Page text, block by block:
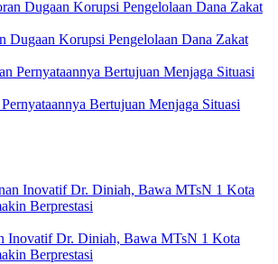
Dugaan Korupsi Pengelolaan Dana Zakat
Bertujuan Menjaga Situasi
Inovatif Dr. Diniah, Bawa MTsN 1 Kota
Berprestasi